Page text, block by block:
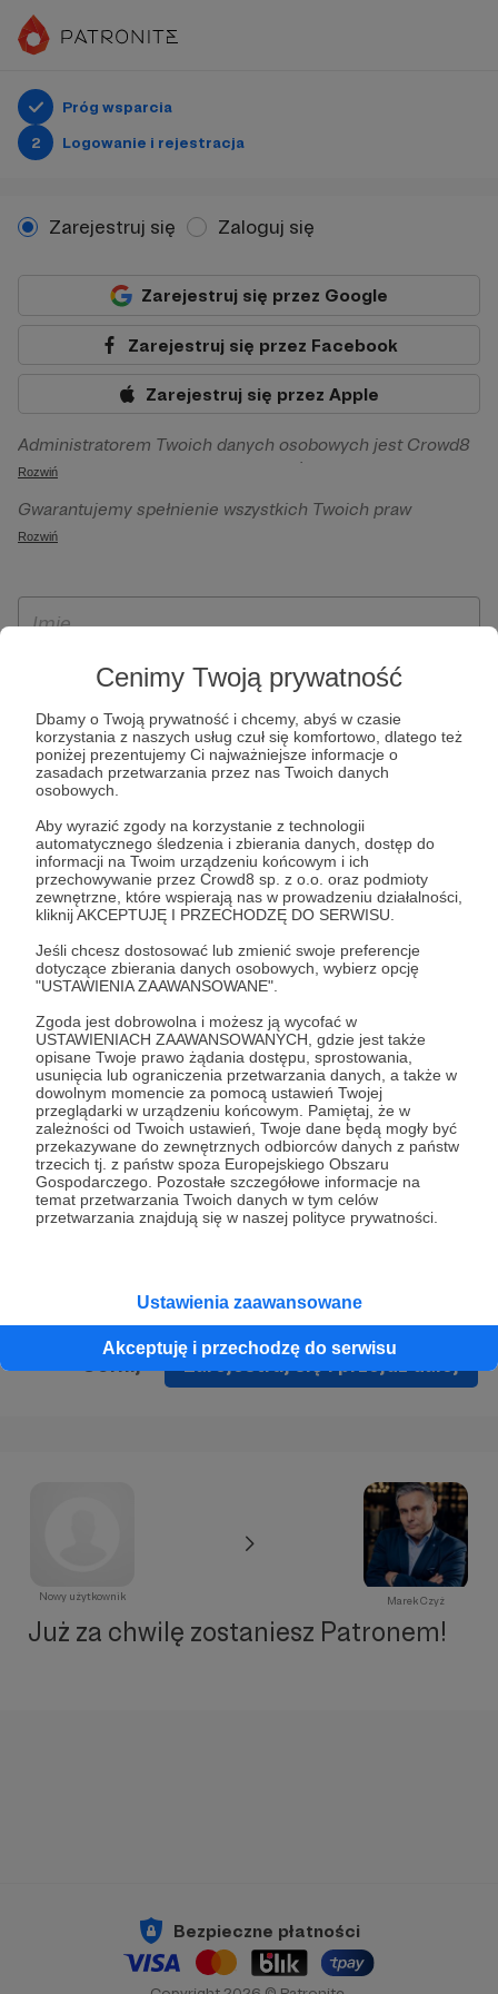
Cenimy Twoją prywatność
Dbamy o Twoją prywatność i chcemy, abyś w czasie
korzystania z naszych usług czuł się komfortowo, dlatego też
poniżej prezentujemy Ci najważniejsze informacje o
zasadach przetwarzania przez nas Twoich danych
osobowych.
Aby wyrazić zgody na korzystanie z technologii
automatycznego śledzenia i zbierania danych, dostęp do
informacji na Twoim urządzeniu końcowym i ich
przechowywanie przez Crowd8 sp. z o.o. oraz podmioty
zewnętrzne, które wspierają nas w prowadzeniu działalności,
kliknij AKCEPTUJĘ I PRZECHODZĘ DO SERWISU.
Jeśli chcesz dostosować lub zmienić swoje preferencje
dotyczące zbierania danych osobowych, wybierz opcję
"USTAWIENIA ZAAWANSOWANE".
Zgoda jest dobrowolna i możesz ją wycofać w
USTAWIENIACH ZAAWANSOWANYCH, gdzie jest także
opisane Twoje prawo żądania dostępu, sprostowania,
usunięcia lub ograniczenia przetwarzania danych, a także w
dowolnym momencie za pomocą ustawień Twojej
przeglądarki w urządzeniu końcowym. Pamiętaj, że w
zależności od Twoich ustawień, Twoje dane będą mogły być
przekazywane do zewnętrznych odbiorców danych z państw
trzecich tj. z państw spoza Europejskiego Obszaru
Gospodarczego. Pozostałe szczegółowe informacje na
temat przetwarzania Twoich danych w tym celów
przetwarzania znajdują się w naszej polityce prywatności.
Ustawienia zaawansowane
Akceptuję i przechodzę do serwisu
Próg wsparcia
2
Logowanie i rejestracja
Zarejestruj się Zaloguj się
Zarejestruj się przez Google
Zarejestruj się przez Facebook
Zarejestruj się przez Apple
Administratorem Twoich danych osobowych jest Crowd8
sp. z o.o. z siedziba w Warszawie, ul. Żwirki i Wigury 16, 02-
092 Warszawa. Twoje dane osobowe będą przetwarzane w
szczególności w celu wykonania umowy zawartej z Tobą, w
Patronite.pl, w tym możliwości dokonywania oraz
otrzymywania wsparcia na naszej platformie oraz
Rozwiń
Gwarantujemy spełnienie wszystkich Twoich praw
wynikających z ogólnego rozporządzenia o ochronie
ich przenoszenia, niepodlegania zautomatyzowanemu
wyrażenia sprzeciwu wobec przetwarzania Twoich danych
osobowych. Rejestracja dla osób niepełnoletnich możliwa
jest po przekazaniu podpisanego formularza "Zgodna na
założenie konta przez osobę niepełnoletnią", formularz
dostępny jest na stronie regulaminu Patronite.pl.
Rozwiń
* Zapoznałem się i akceptujęRegulaminserwisu oraz
* Wyrażam zgodę na przetwarzanie moich danych
osobowych podanych w formularzu rejestracyjnym w celu
prawidłowego świadczenia usług serwisu Patronite.
Wyrażam zgodę na otrzymywanie drogą elektroniczną
informacji handlowych - newslettera. Opcja ta może zostać
zmieniona w ustawieniach konta.
Zarejestruj się i przejdź dalej
Nowy użytkownik Marek Czyż
Już za chwilę zostaniesz Patronem!
Bezpieczne płatności